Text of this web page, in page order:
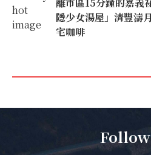
隱少女湯屋」清豐濤
宅咖啡